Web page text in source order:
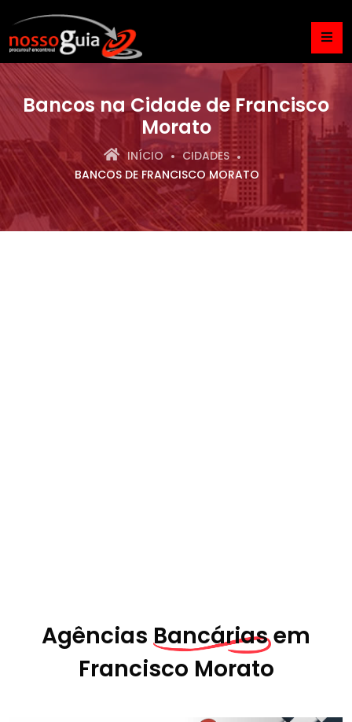
Bancos na Cidade de Francisco
Morato
INÍCIO
CIDADES
BANCOS DE FRANCISCO MORATO
Agências Bancárias em
Francisco Morato